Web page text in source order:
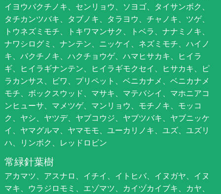
イヨウバクチノキ、センリョウ、ソヨゴ、タイサンボク、
タチカンツバキ、タブノキ、タラヨウ、チャノキ、ツゲ、
トウネズミモチ、トキワマンサク、トベラ、ナナミノキ、
ナワシログミ、ナンテン、ニッケイ、ネズミモチ、ハイノ
キ、バクチノキ、ハクチョウゲ、ハマヒサカキ、ヒイラ
ギ、ヒイラギナンテン、ヒイラギモクセイ、ヒサカキ、ピ
ラカンサス、ビワ、プリペット、ベニカナメ、ベニカナメ
モチ、ボックスウッド、マサキ、マテバシイ、マホニアコ
ンヒューサ、マメツゲ、マンリョウ、モチノキ、モッコ
ク、ヤシ、ヤツデ、ヤブコウジ、ヤブツバキ、ヤブニッケ
イ、ヤマグルマ、ヤマモモ、ユーカリノキ、ユズ、ユズリ
ハ、リンボク、レッドロビン
常緑針葉樹
アカマツ、アスナロ、イチイ、イトヒバ、イヌガヤ、イヌ
マキ、ウラジロモミ、エゾマツ、カイヅカイブキ、カヤ、